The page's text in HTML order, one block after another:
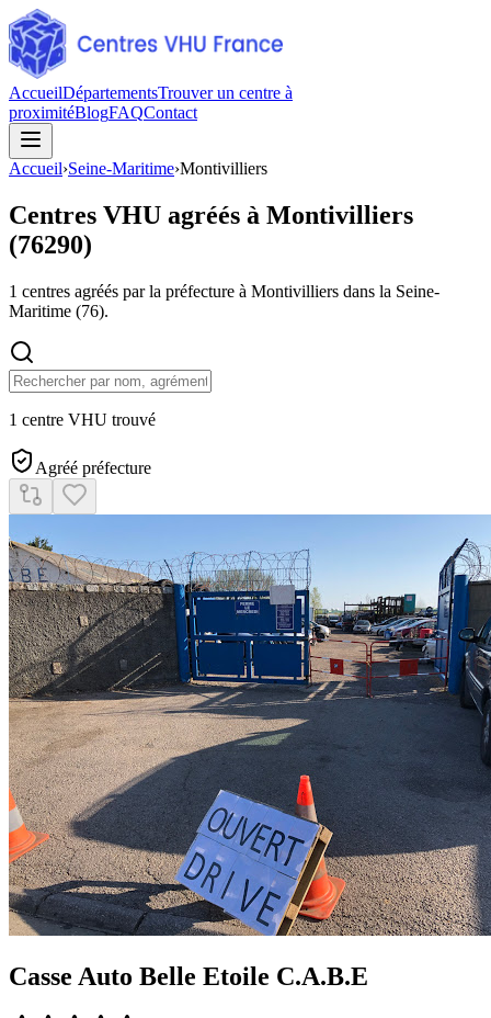
AccueilDépartementsTrouver un centre à
proximitéBlogFAQContact
Accueil›Seine-Maritime›Montivilliers
Centres VHU agréés à Montivilliers
(76290)
1 centres agréés par la préfecture à Montivilliers dans la Seine-
Maritime (76).
1 centre VHU trouvé
Agréé préfecture
Casse Auto Belle Etoile C.A.B.E